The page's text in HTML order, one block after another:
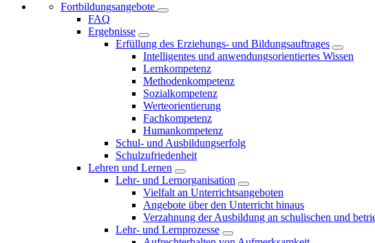
Fortbildungsangebote
FAQ
Ergebnisse
Erfüllung des Erziehungs- und Bildungsauftrages
Intelligentes und anwendungsorientiertes Wissen
Lernkompetenz
Methodenkompetenz
Sozialkompetenz
Werteorientierung
Fachkompetenz
Humankompetenz
Schul- und Ausbildungserfolg
Schulzufriedenheit
Lehren und Lernen
Lehr- und Lernorganisation
Vielfalt an Unterrichtsangeboten
Angebote über den Unterricht hinaus
Verzahnung der Ausbildung an schulischen und
Lehr- und Lernprozesse